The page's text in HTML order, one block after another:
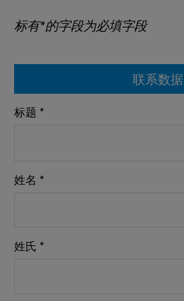
标有*的字段为必填字段
联系数据
标题 *
姓名 *
姓氏 *